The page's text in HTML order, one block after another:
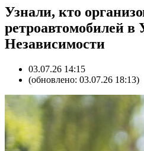
Узнали, кто
ретроавтомобилей в
Независимости
03.07.26 14:15
(обновлено: 03.07.26 18:13)